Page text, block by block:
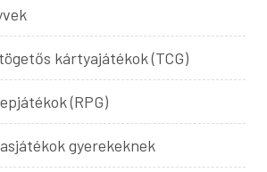
kártyajátékok (TCG)
(RPG)
gyerekeknek